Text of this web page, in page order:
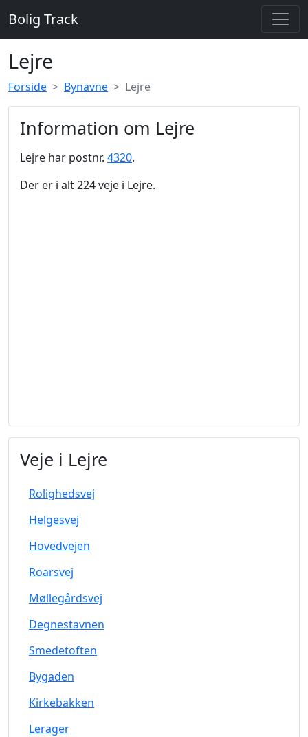
Bolig Track
Lejre
Forside Bynavne Lejre
Information om Lejre
Lejre har postnr. 4320.
Der er i alt 224 veje i Lejre.
Veje i Lejre
Rolighedsvej
Helgesvej
Hovedvejen
Roarsvej
Møllegårdsvej
Degnestavnen
Smedetoften
Bygaden
Kirkebakken
Lerager